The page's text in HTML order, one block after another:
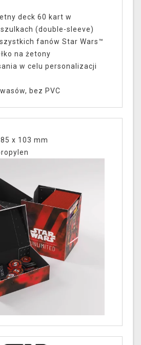
deck 60 kart w
(double-sleeve)
fanów Star Wars™
na żetony
w celu personalizacji
bez PVC
x 103 mm